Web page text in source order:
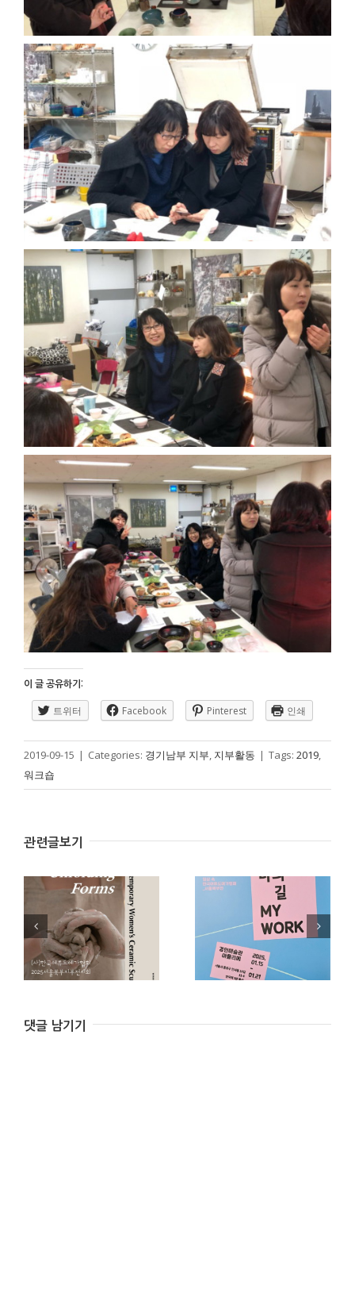
이 글 공유하기:
트위터 Facebook Pinterest 인쇄
2019-09-15 | Categories: 경기남부 지부, 지부활동 | Tags: 2019,
워크숍
관련글보기
전시회
댓글 남기기